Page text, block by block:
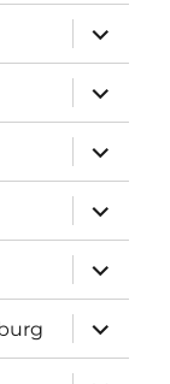
anzeigen
anzeigen
anzeigen
anzeigen
anzeigen
anzeigen